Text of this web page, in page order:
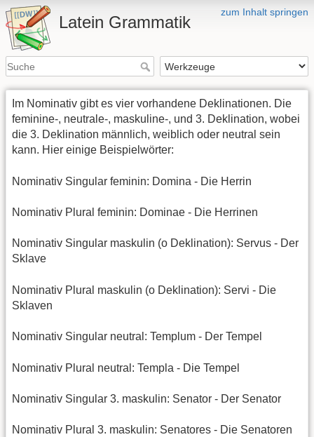
zum Inhalt springen
Latein Grammatik
Im Nominativ gibt es vier vorhandene Deklinationen. Die
feminine-, neutrale-, maskuline-, und 3. Deklination, wobei
die 3. Deklination männlich, weiblich oder neutral sein
kann. Hier einige Beispielwörter:
Nominativ Singular feminin: Domina - Die Herrin
Nominativ Plural feminin: Dominae - Die Herrinen
Nominativ Singular maskulin (o Deklination): Servus - Der
Sklave
Nominativ Plural maskulin (o Deklination): Servi - Die
Sklaven
Nominativ Singular neutral: Templum - Der Tempel
Nominativ Plural neutral: Templa - Die Tempel
Nominativ Singular 3. maskulin: Senator - Der Senator
Nominativ Plural 3. maskulin: Senatores - Die Senatoren